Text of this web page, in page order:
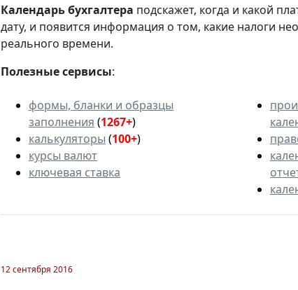
Календарьбухгалтера подскажет, когда и какой
дату, и появится информация о том, какие налоги
реального времени.
Полезные сервисы:
формы, бланки и образцы
заполнения (1267+)
калькуляторы (100+)
курсы валют
ключевая ставка
12 сентября 2016